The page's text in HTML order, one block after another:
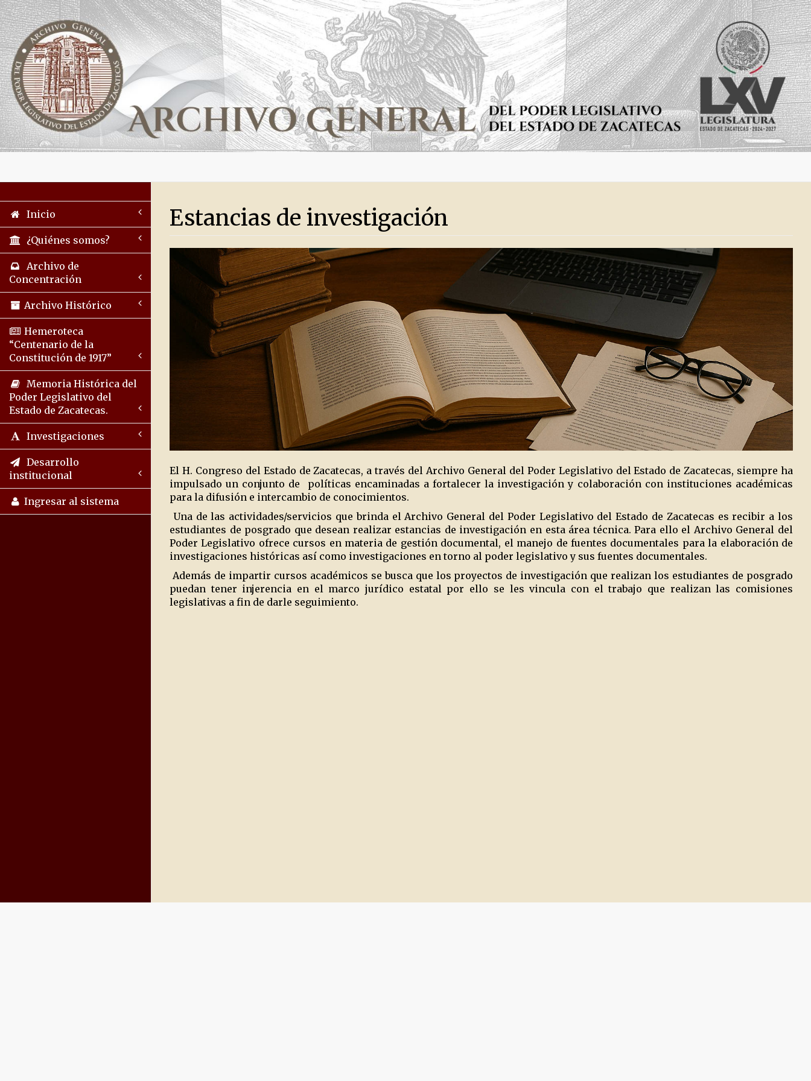
Inicio
¿Quiénes somos?
Archivo de
Concentración
Archivo Histórico
Hemeroteca
“Centenario de la
Constitución de 1917”
Memoria Histórica del
Poder Legislativo del
Estado de Zacatecas.
Investigaciones
Desarrollo
institucional
Ingresar al sistema
Estancias de investigación
El H. Congreso del Estado de Zacatecas, a través del Archivo General del Poder Legislativo del Estado de Zacatecas, siempre ha
impulsado un conjunto de
políticas encaminadas a fortalecer la investigación y colaboración con instituciones académicas
para la difusión e intercambio de conocimientos.
Una de las actividades/servicios que brinda el Archivo General del Poder Legislativo del Estado de Zacatecas es recibir a los
estudiantes de posgrado que desean realizar estancias de investigación en esta área técnica. Para ello el Archivo General del
Poder Legislativo ofrece cursos en materia de gestión documental, el manejo de fuentes documentales para la elaboración de
investigaciones históricas así como investigaciones en torno al poder legislativo y sus fuentes documentales.
Además de impartir cursos académicos se busca que los proyectos de investigación que realizan los estudiantes de posgrado
puedan tener injerencia en el marco jurídico estatal por ello se les vincula con el trabajo que realizan las comisiones
legislativas a fin de darle seguimiento.